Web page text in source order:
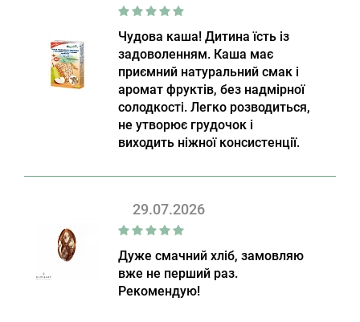
Чудова каша! Дитина їсть із
задоволенням. Каша має
приємний натуральний смак і
аромат фруктів, без надмірної
солодкості. Легко розводиться,
не утворює грудочок і
виходить ніжної консистенції.
29.07.2026
Дуже смачний хліб, замовляю
вже не перший раз.
Рекомендую!